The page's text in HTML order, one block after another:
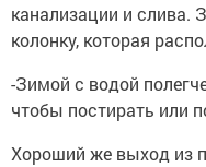
канализации и слива.
колонку, которая
-Зимой с водой
чтобы постирать или
Хороший же выход из